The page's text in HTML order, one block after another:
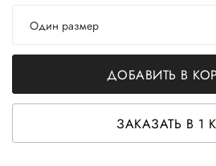
Один размер
ДОБАВИТЬ В
ЗАКАЗАТЬ В 1